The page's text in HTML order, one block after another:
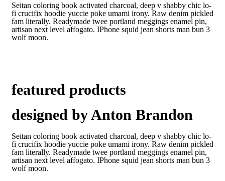
Seitan coloring book activated charcoal, deep v shabby chic lo-
fi crucifix hoodie yuccie poke umami irony. Raw denim pickled
fam literally. Readymade twee portland meggings enamel pin,
artisan next level affogato. IPhone squid jean shorts man bun 3
wolf moon.
featured products
designed by Anton Brandon
Seitan coloring book activated charcoal, deep v shabby chic lo-
fi crucifix hoodie yuccie poke umami irony. Raw denim pickled
fam literally. Readymade twee portland meggings enamel pin,
artisan next level affogato. IPhone squid jean shorts man bun 3
wolf moon.